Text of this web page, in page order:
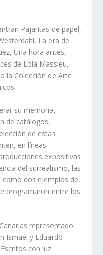
Pajaritas de papel,
La era de
Una hora antes,
de Lola Massieu,
la Colección de Arte
su memoria,
de catálogos,
de estas
en líneas
expositivas
del surrealismo, las
como dos ejemplos de
programaron entre los
representado
Ismael y Eduardo
con luz